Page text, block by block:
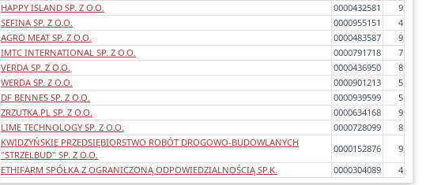
HAPPY ISLAND SP. Z O.O. 0000432581
9
SEFINA SP. Z O.O. 0000955151
4
AGRO MEAT SP. Z O.O. 0000483587
9
IMTC INTERNATIONAL SP. Z O.O. 0000791718
7
VERDA SP. Z O.O. 0000436950
8
WERDA SP. Z O.O. 0000901213
5
DF BENNES SP. Z O.O. 0000939599
5
ZRZUTKA.PL SP. Z O.O. 0000634168
9
LIME TECHNOLOGY SP. Z O.O. 0000728099
8
KWIDZYŃSKIE PRZEDSIĘBIORSTWO ROBÓT DROGOWO-BUDOWLANYCH
"STRZELBUD" SP. Z O.O.
0000152876
9
ETHIFARM SPÓŁKA Z OGRANICZONĄ ODPOWIEDZIALNOŚCIĄ SP.K. 0000304089 4